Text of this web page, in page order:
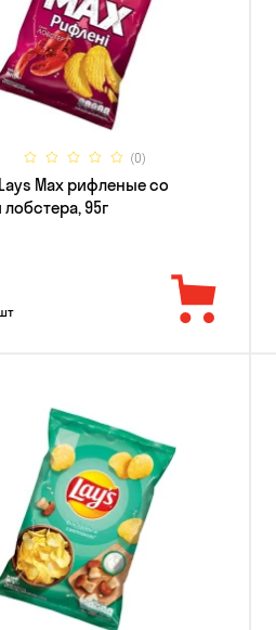
(0)
Max рифленые со
95г